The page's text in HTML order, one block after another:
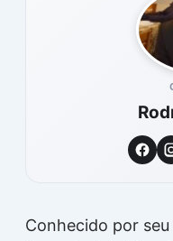
Conhecido por